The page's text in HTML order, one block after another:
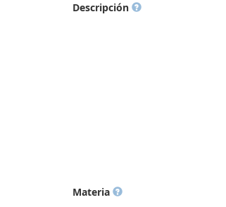
Descripción
Materia